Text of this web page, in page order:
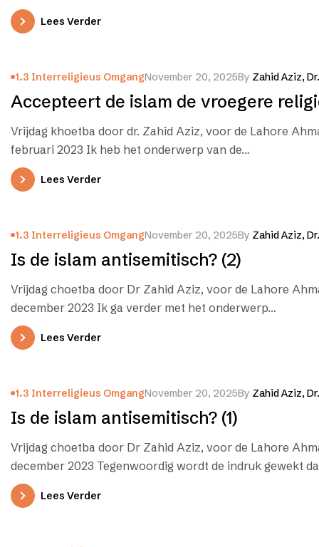
Lees Verder
1.3 Interreligieus OmgangNovember 20, 2025By Zahid Aziz, Dr.
Accepteert de islam de vroegere
Vrijdag khoetba door dr. Zahid Aziz, voor de Lahore
februari 2023 Ik heb het onderwerp van de…
Lees Verder
1.3 Interreligieus OmgangNovember 20, 2025By Zahid Aziz, Dr.
Is de islam antisemitisch? (2)
Vrijdag choetba door Dr Zahid Aziz, voor de Lahore
december 2023 Ik ga verder met het onderwerp…
Lees Verder
1.3 Interreligieus OmgangNovember 20, 2025By Zahid Aziz, Dr.
Is de islam antisemitisch? (1)
Vrijdag choetba door Dr Zahid Aziz, voor de Lahore
december 2023 Tegenwoordig wordt de indruk gewekt
Lees Verder